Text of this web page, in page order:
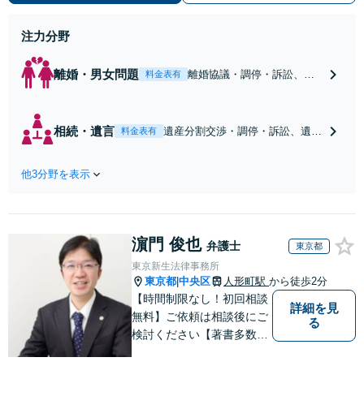
注力分野
離婚・男女問題 料金表有
離婚協議・調停・訴訟、養
応し、ご一緒に問題解決を
相続・遺言 料金表有
遺産分割交渉・調停・訴訟、遺留
しこりの残らない解決を特に意識
他3分野を表示
濵門 俊也 弁護士 東京都
東京新生法律事務所
東京都 中央区 人形町駅 から徒歩2分
【時間制限なし！初回相談
無料】ご依頼は相談後にご
検討ください【著書多数】
詳細を見
る